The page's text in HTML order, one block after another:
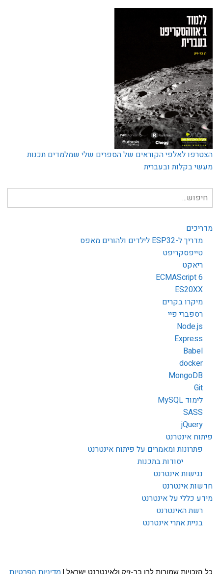
הצטרפו לאלפי הקוראים של הספרים שלי שמלמדים תכנות
מעשי בקלות ובעברית
חיפוש
עבור:
מדריכים
מדריך ל-ESP32 לילדים ולהורים מאפס
טייפסקריפט
ריאקט
ECMAScript 6
ES20XX
מיקרו בקרים
רספברי פיי
Node.js
Express
Babel
docker
MongoDB
Git
לימוד MySQL
SASS
jQuery
פיתוח אינטרנט
פתרונות ומאמרים על פיתוח אינטרנט
יסודות בתכנות
נגישות אינטרנט
חדשות אינטרנט
מידע כללי על אינטרנט
רשת האינטרנט
בניית אתרי אינטרנט
כל הזכויות שמורות לרן בר-זיק ולאינטרנט ישראל | מדיניות הפרטיות